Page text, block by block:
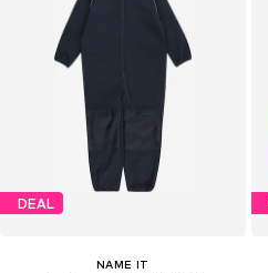
DEAL
NAME IT